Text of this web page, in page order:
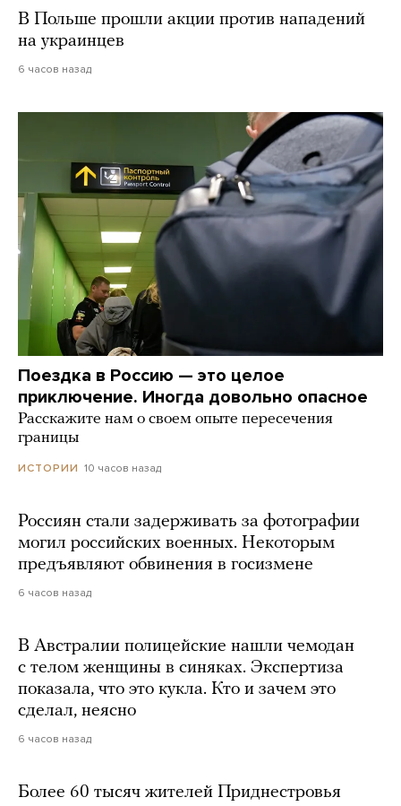
В Польше прошли акции против нападений
на украинцев
6 часов назад
Поездка в Россию — это целое
приключение. Иногда довольно опасное
Расскажите нам о своем опыте пересечения
границы
ИСТОРИИ 10 часов назад
Россиян стали задерживать за фотографии
могил российских военных. Некоторым
предъявляют обвинения в госизмене
6 часов назад
В Австралии полицейские нашли чемодан
с телом женщины в синяках. Экспертиза
показала, что это кукла. Кто и зачем это
сделал, неясно
6 часов назад
Более 60 тысяч жителей Приднестровья